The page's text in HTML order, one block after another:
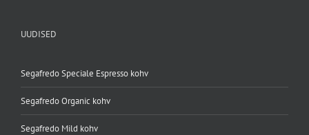
UUDISED
Segafredo Speciale Espresso kohv
Segafredo Organic kohv
Segafredo Mild kohv